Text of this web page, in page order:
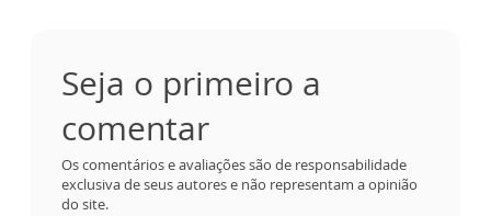
Seja o primeiro a
comentar
Os comentários e avaliações são de responsabilidade
exclusiva de seus autores e não representam a opinião
do site.